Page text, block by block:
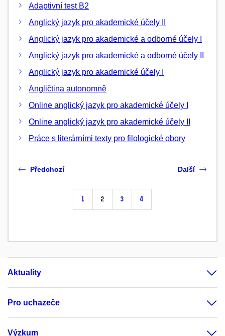
Adaptivní test B2
Anglický jazyk pro akademické účely II
Anglický jazyk pro akademické a odborné účely I
Anglický jazyk pro akademické a odborné účely II
Anglický jazyk pro akademické účely I
Angličtina autonomně
Online anglický jazyk pro akademické účely I
Online anglický jazyk pro akademické účely II
Práce s literárními texty pro filologické obory
Předchozí
1 2 3 4
Další
Aktuality
Pro uchazeče
Výzkum